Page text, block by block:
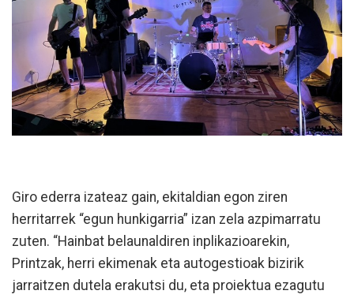
Giro ederra izateaz gain, ekitaldian egon ziren
herritarrek “egun hunkigarria” izan zela azpimarratu
zuten. “Hainbat belaunaldiren inplikazioarekin,
Printzak, herri ekimenak eta autogestioak bizirik
jarraitzen dutela erakutsi du, eta proiektua ezagutu